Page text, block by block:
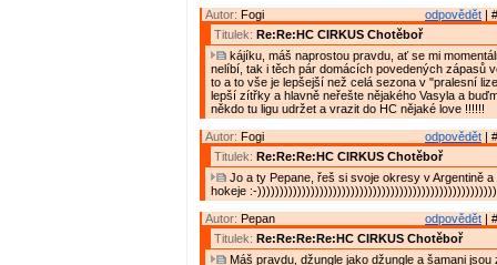
odpovědět |
Autor: Fogi
Titulek: Re:Re:HC CIRKUS Chotěboř
kájíku, máš naprostou pravdu, ať se mi
nelíbí, tak i těch pár domácích povedených zápasů
to a to vše je lepšejší než celá sezona v "pralesní
lepší zítřky a hlavně neřešte nějakého Vasyla a
někdo tu ligu udržet a vrazit do HC nějaké love !!!!!!
odpovědět |
Autor: Fogi
Titulek: Re:Re:Re:HC CIRKUS Chotěboř
Jo a ty Pepane, řeš si svoje okresy v Argentině
hokeje :-
odpovědět |
Autor: Pepan
Titulek: Re:Re:Re:Re:HC CIRKUS Chotěboř
Máš pravdu, džungle jako džungle a šamani jsou